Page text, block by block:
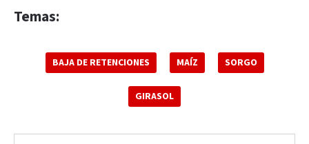
Temas:
BAJA DE RETENCIONES MAÍZ SORGO
GIRASOL